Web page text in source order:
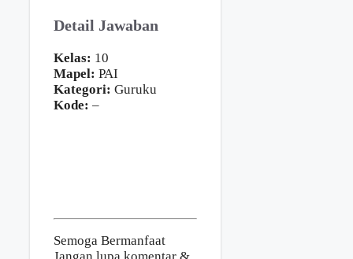
Detail Jawaban
Kelas: 10
Mapel: PAI
Kategori: Guruku
Kode: –
Semoga Bermanfaat